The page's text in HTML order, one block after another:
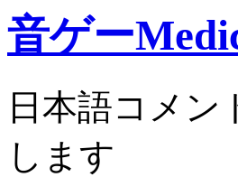
音ゲー
日本語コメ
します